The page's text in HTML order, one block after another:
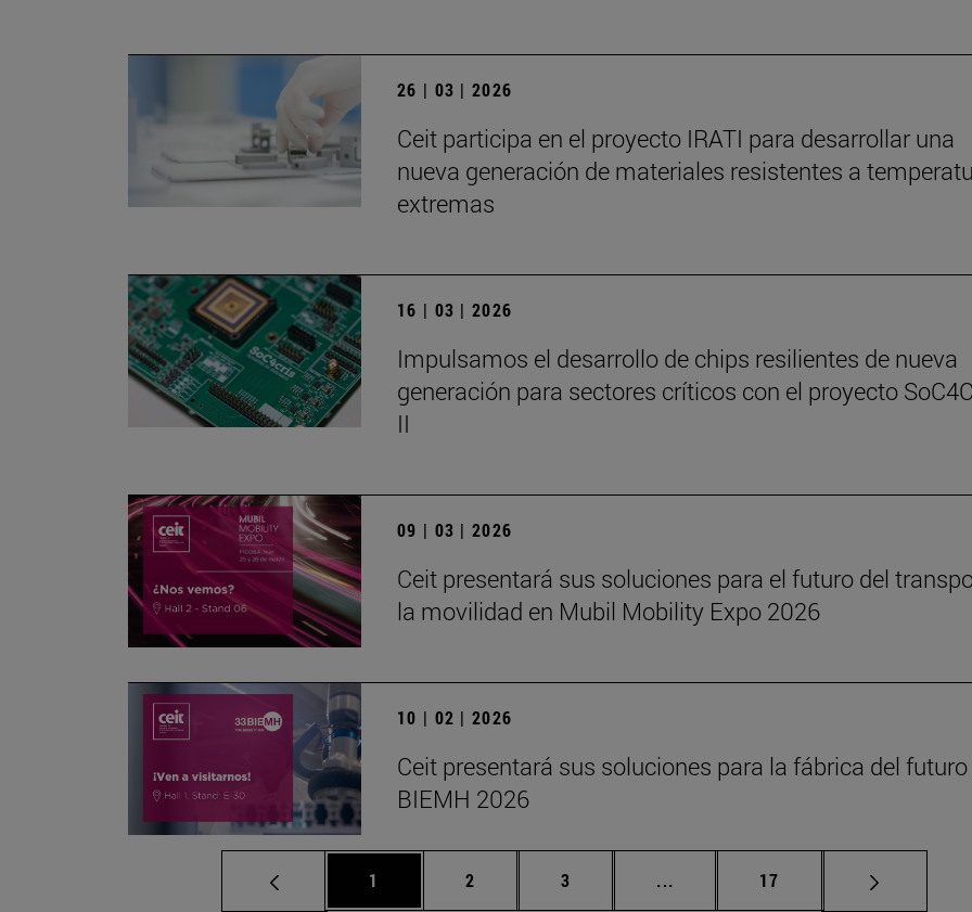
26 | 03 | 2026
Ceit participa en el proyecto IRATI para desarrollar una
nueva generación de materiales resistentes a
extremas
16 | 03 | 2026
Impulsamos el desarrollo de chips resilientes de nueva
generación para sectores críticos con el proyecto
II
09 | 03 | 2026
Ceit presentará sus soluciones para el futuro del
la movilidad en Mubil Mobility Expo 2026
10 | 02 | 2026
Ceit presentará sus soluciones para la fábrica del futuro
BIEMH 2026
Página
1 Página
2 Página
3 ... Páginas intermedias Use TAB para
Página
17